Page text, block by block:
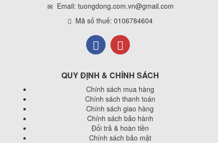
Email: tuongdong.com.vn@gmail.com
Mã số thuế: 0106784604
QUY ĐỊNH & CHÍNH SÁCH
Chính sách mua hàng
Chính sách thanh toán
Chính sách giao hàng
Chính sách bảo hành
Đổi trả & hoàn tiền
Chính sách bảo mật